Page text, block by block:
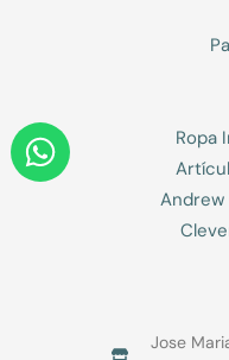
W
h
Ropa
Jose